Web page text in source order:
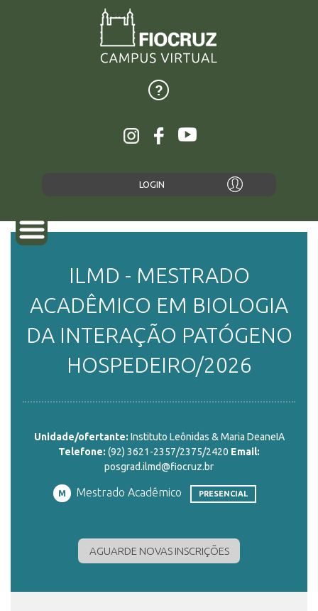
LOGIN
SOBRE
PLATAFORMAS
ILMD - MESTRADO
ACADÊMICO EM BIOLOGIA
DA INTERAÇÃO PATÓGENO
HOSPEDEIRO/2026
Unidade/ofertante: Instituto Leônidas & Maria DeaneIA
Telefone: (92) 3621-2357/2375/2420 Email:
posgrad.ilmd@fiocruz.br
M Mestrado Acadêmico PRESENCIAL
AGUARDE NOVAS INSCRIÇÕES